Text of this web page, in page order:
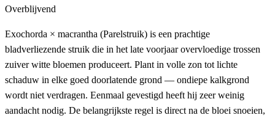
Overblijvend
Exochorda × macrantha (Parelstruik) is een prachtige
bladverliezende struik die in het late voorjaar overvloedige trossen
zuiver witte bloemen produceert. Plant in volle zon tot lichte
schaduw in elke goed doorlatende grond — ondiepe kalkgrond
wordt niet verdragen. Eenmaal gevestigd heeft hij zeer weinig
aandacht nodig. De belangrijkste regel is direct na de bloei snoeien,